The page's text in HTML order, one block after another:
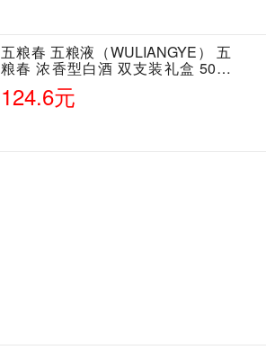
五粮春 五粮液（WULIANGYE） 五
粮春 浓香型白酒 双支装礼盒 50度
500ml*2瓶 含酒具
124.6元